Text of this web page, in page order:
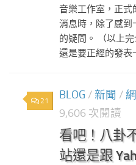
音樂工作室，正式
消息時，除了感到
的疑問。 （以上
還是要正經的發表
21 BLOG / 新聞 /
9,606 次閱讀
看吧！八卦
站還是跟